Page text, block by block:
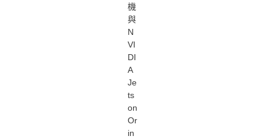
機
與
N
VI
DI
A
Je
ts
on
Or
in